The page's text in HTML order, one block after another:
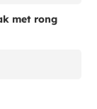
met rong